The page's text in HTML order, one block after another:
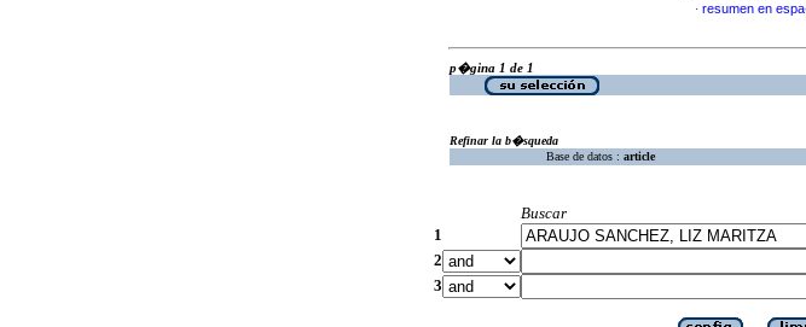
· resumen en
p�gina 1 de 1
Refinar la b�squeda
Base de datos : article
Buscar
1
2
3